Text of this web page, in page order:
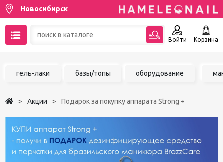
Новосибирск
Войти Корзина
Акции
Избранное
гель-лаки базы/топы оборудование
Акции Подарок за покупку аппарата Strong +